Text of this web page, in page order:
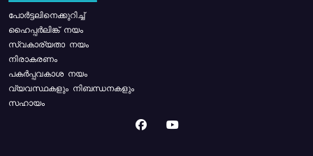
പോര്‍ട്ടലിനെക്കുറിച്ച്
ഹൈപ്പർലിങ്ക് നയം
സ്വകാര്യതാ നയം
നിരാകരണം
പകർപ്പവകാശ നയം
വ്യവസ്ഥകളും നിബന്ധനകളും
സഹായം